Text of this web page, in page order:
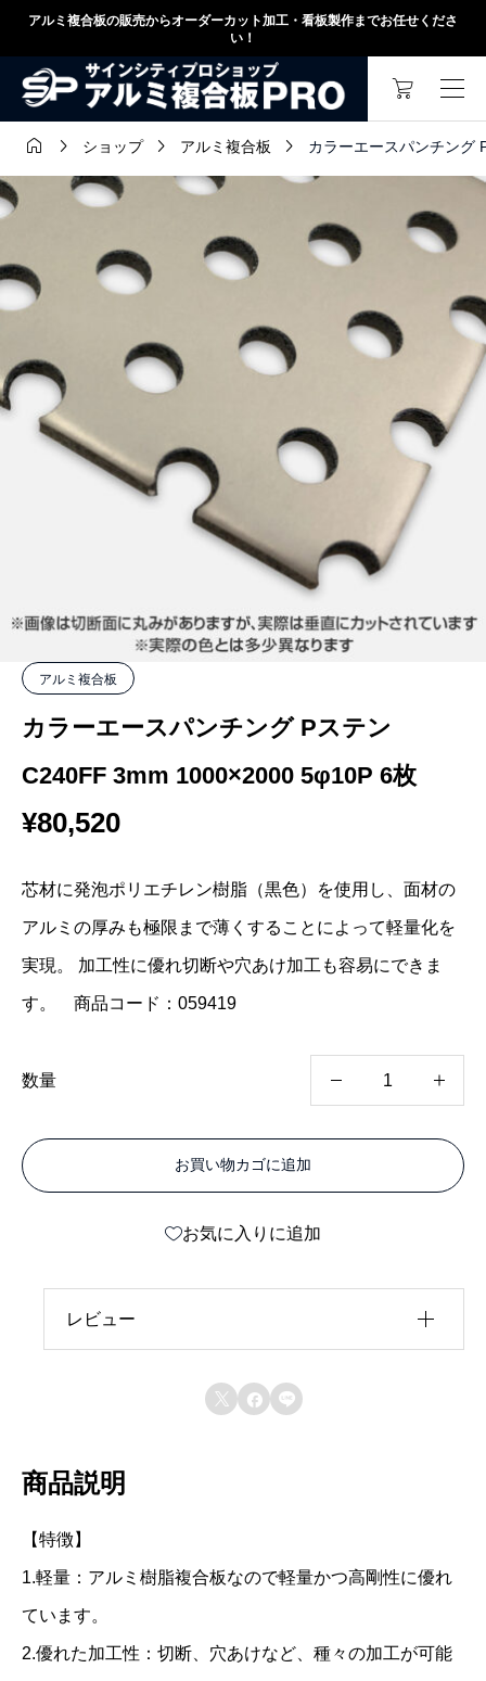
アルミ複合板の販売からオーダーカット加工・看板製作までお任せくださ
い！
  ショップ  アルミ複合板  カラーエースパンチング
アルミ複合板
カラーエースパンチング Pステン
C240FF 3mm 1000×2000 5φ10P 6枚
¥80,520
芯材に発泡ポリエチレン樹脂（黒色）を使用し、面材の
アルミの厚みも極限まで薄くすることによって軽量化を
実現。 加工性に優れ切断や穴あけ加工も容易にできま
す。 商品コード：059419
数量
ラ
ー
チ
4
お買い物カゴに追加
お気に入りに追加
レビュー
レビュー投稿には、会員登録が必要です。
会員登録する
  
商品説明
【特徴】
1.軽量：アルミ樹脂複合板なので軽量かつ高剛性に優れ
ています。
2.優れた加工性：切断、穴あけなど、種々の加工が可能